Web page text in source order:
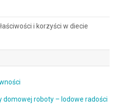
i korzyści w diecie
domowej roboty – lodowe radości